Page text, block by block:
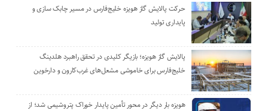
حرکت پالایش گاز هویزه خلیج‌فارس در مسیر چابک سازی و
پایداری تولید
پالایش گاز هویزه؛ بازیگر کلیدی در تحقق راهبرد هلدینگ
خلیج‌فارس برای خاموشی مشعل‌های غرب‌کارون و دارخوین
هویزه بار دیگر در محور تأمین پایدار خوراک پتروشیمی شد؛ از